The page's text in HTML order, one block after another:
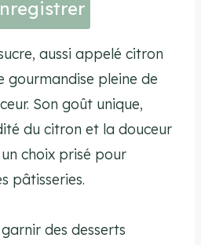
aussi appelé citron
gourmandise pleine de
Son goût unique,
du citron et la douceur
choix prisé pour
pâtisseries.
des desserts